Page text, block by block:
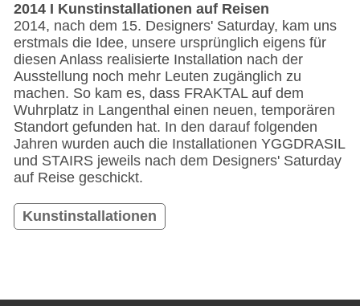
2014 I Kunstinstallationen auf Reisen
2014, nach dem 15. Designers' Saturday, kam uns
erstmals die Idee, unsere ursprünglich eigens für
diesen Anlass realisierte Installation nach der
Ausstellung noch mehr Leuten zugänglich zu
machen. So kam es, dass FRAKTAL auf dem
Wuhrplatz in Langenthal einen neuen, temporären
Standort gefunden hat. In den darauf folgenden
Jahren wurden auch die Installationen YGGDRASIL
und STAIRS jeweils nach dem Designers' Saturday
auf Reise geschickt.
Kunstinstallationen